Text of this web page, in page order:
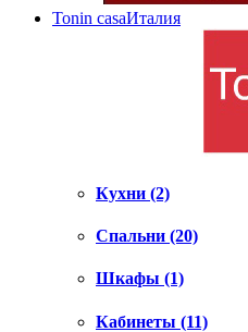
Tonin casaИталия
Кухни (2)
Спальни (20)
Шкафы (1)
Кабинеты (11)